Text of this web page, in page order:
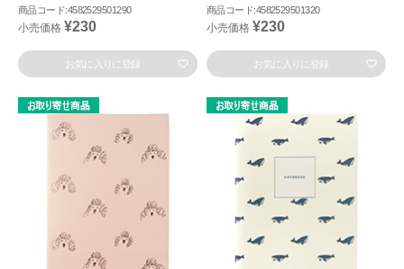
商品コード:4582529501290
小売価格 ¥230
お気に入りに登録
商品コード:4582529501320
小売価格 ¥230
お気に入りに登録